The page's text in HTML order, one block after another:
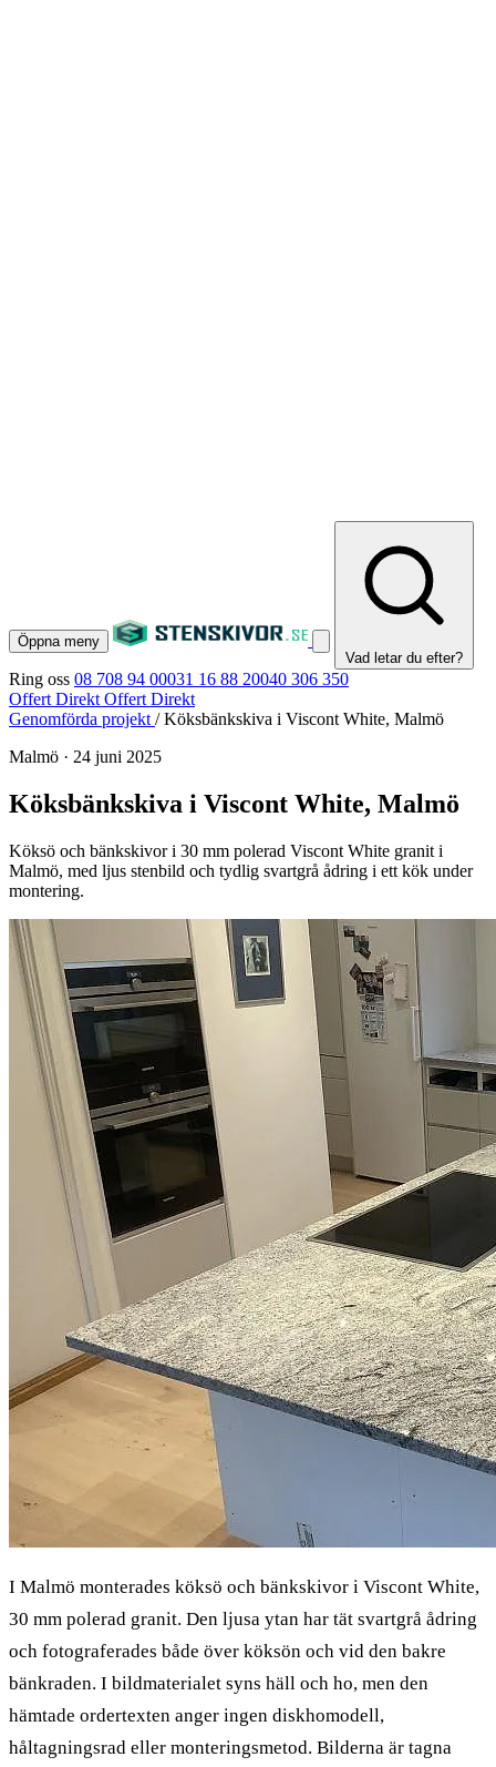
Öppna meny
Vad letar du efter?
Ring oss 08 708 94 00031 16 88 20040 306 350
Offert Direkt Offert Direkt
Genomförda projekt / Köksbänkskiva i Viscont White, Malmö
Malmö · 24 juni 2025
Köksbänkskiva i Viscont White, Malmö
Köksö och bänkskivor i 30 mm polerad Viscont White granit i
Malmö, med ljus stenbild och tydlig svartgrå ådring i ett kök under
montering.
I Malmö monterades köksö och bänkskivor i Viscont White,
30 mm polerad granit. Den ljusa ytan har tät svartgrå ådring
och fotograferades både över köksön och vid den bakre
bänkraden. I bildmaterialet syns häll och ho, men den
hämtade ordertexten anger ingen diskhomodell,
håltagningsrad eller monteringsmetod. Bilderna är tagna